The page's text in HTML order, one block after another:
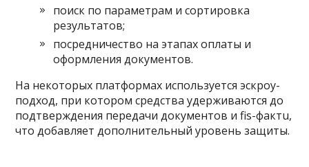
поиск по параметрам и сортировка
результатов;
посредничество на этапах оплаты и
оформления документов.
На некоторых платформах используется эскроу-
подход, при котором средства удерживаются до
подтверждения передачи документов и fis-фактu,
что добавляет дополнительный уровень защиты.